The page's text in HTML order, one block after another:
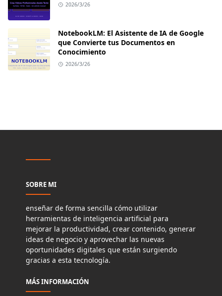
2026/3/26
NotebookLM: El Asistente de IA de Google
que Convierte tus Documentos en
Conocimiento
2026/3/26
SOBRE MI
enseñar de forma sencilla cómo utilizar
herramientas de inteligencia artificial para
mejorar la productividad, crear contenido, generar
ideas de negocio y aprovechar las nuevas
oportunidades digitales que están surgiendo
gracias a esta tecnología.
MÁS INFORMACIÓN